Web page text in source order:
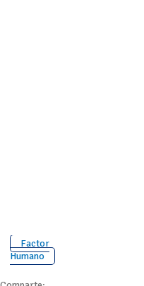
Factor
Humano